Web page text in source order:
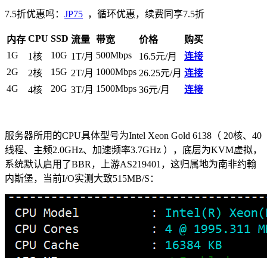
7.5折优惠吗： JP75 ，循环优惠，续费同享7.5折
内存 CPU SSD 流量 带宽 价格
购买
1G
1核 10G 1T/月 500Mbps 16.5元/月
连接
2G
2核 15G 2T/月 1000Mbps 26.25元/月 连接
4G
4核 20G 3T/月 1500Mbps 36元/月 连接
服务器所用的CPU具体型号为Intel Xeon Gold 6138（ 20核、40
线程、主频2.0GHz、加速频率3.7GHz ），底层为KVM虚拟，
系统默认启用了BBR，上游AS219401，这归属地为南非约翰
内斯堡，当前I/O实测大致515MB/S：